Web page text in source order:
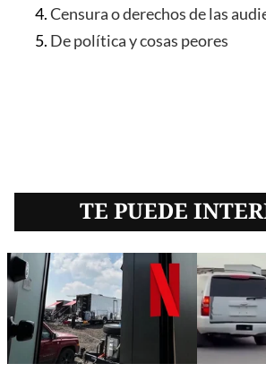
Censura o derechos de las
De política y cosas peores
TE PUEDE